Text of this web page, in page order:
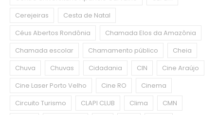
Cerejeiras
Cesta de Natal
Céus Abertos Rondônia
Chamada Elos da Amazônia
Chamada escolar
Chamamento público
Cheia
Chuva
Chuvas Cidadania CIN
Cine Araújo
Cine Laser Porto Velho
Cine RO
Cinema
Circuito Turismo
CLAPI CLUB Clima
CMN